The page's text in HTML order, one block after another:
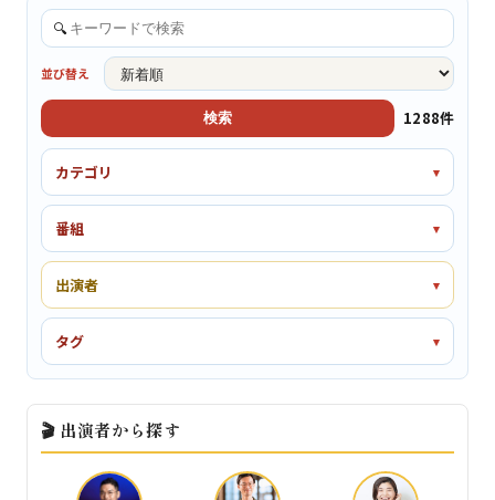
🔍
並び替え
検索 1288件
カテゴリ
番組
出演者
タグ
🎬 出演者から探す